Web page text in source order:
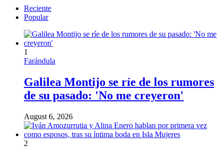
Reciente
Popular
1
Farándula
Galilea Montijo se ríe de los rumores
de su pasado: 'No me creyeron'
August 6, 2026
2